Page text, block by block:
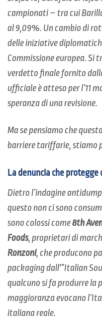
campionati – tra cui
al 9,09%. Un cambio di
delle iniziative
Commissione europea. Si
verdetto finale fornito
ufficiale è atteso per l’11
speranza di una revisione.
Ma se pensiamo che
barriere tariffarie, stiamo
La denuncia che protegge
Dietro l’indagine
questo non ci sono
sono colossi come8th
Foods, proprietari di
Ronzoni, che producono
packaging dall'”Italian
qualcuno si fa produrre la
maggioranza evocano
italiana reale.